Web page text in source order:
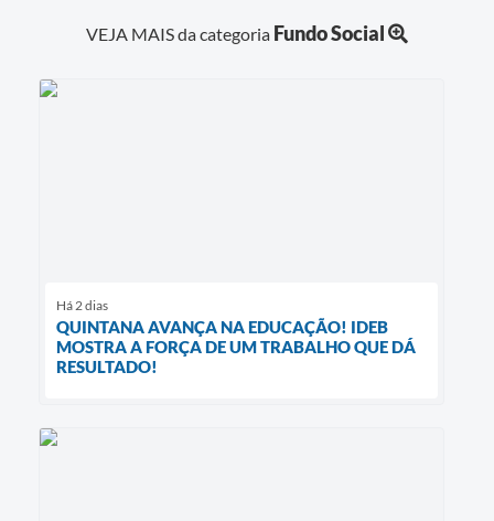
VEJA MAIS da categoria Fundo Social
Há 2 dias
QUINTANA AVANÇA NA EDUCAÇÃO! IDEB
MOSTRA A FORÇA DE UM TRABALHO QUE DÁ
RESULTADO!